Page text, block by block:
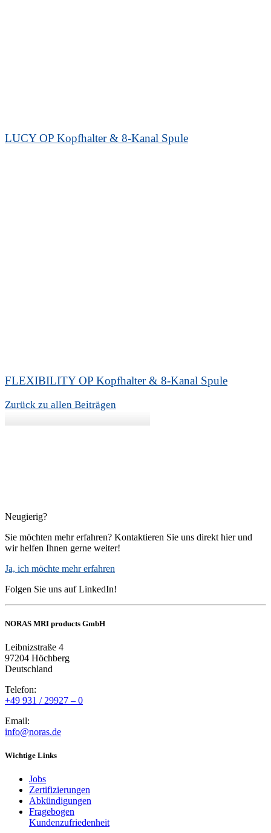
LUCY OP Kopfhalter & 8-Kanal Spule
FLEXIBILITY OP Kopfhalter & 8-Kanal Spule
Zurück zu allen Beiträgen
Neugierig?
Sie möchten mehr erfahren? Kontaktieren Sie uns direkt hier und
wir helfen Ihnen gerne weiter!
Ja, ich möchte mehr erfahren
Folgen Sie uns auf LinkedIn!
NORAS MRI products GmbH
Leibnizstraße 4
97204 Höchberg
Deutschland
Telefon:
+49 931 / 29927 – 0
Email:
info@noras.de
Wichtige Links
Jobs
Zertifizierungen
Abkündigungen
Fragebogen
Kundenzufriedenheit